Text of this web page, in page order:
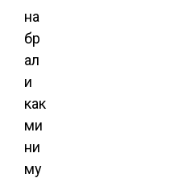
на
бр
ал
и
как
ми
ни
му